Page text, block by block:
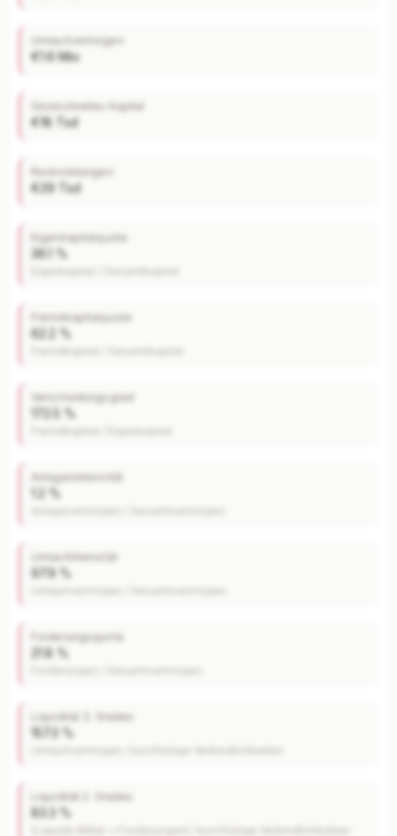
Umlaufvermögen
€1.6 Mio
Gezeichnetes Kapital
€18 Tsd
Rückstellungen
€29 Tsd
Eigenkapitalquote
36.1 %
Fremdkapitalquote
62.2 %
Verschuldungsgrad
172.5 %
Anlagenintensität
1.2 %
Umlaufintensität
97.9 %
Forderungsquote
21.8 %
Liquidität 3. Grades
157.3 %
Liquidität 2. Grades
83.3 %